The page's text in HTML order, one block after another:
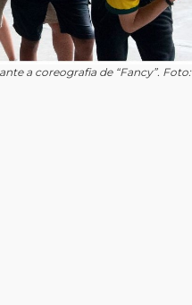
a coreografia de “Fancy”. Foto: